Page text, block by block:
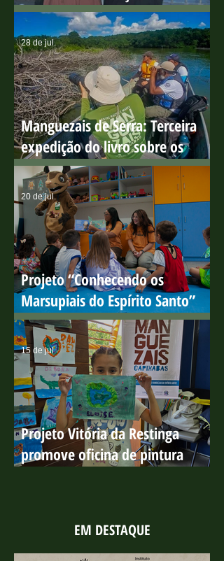
Ação em celebração ao Dia
Mundial de Proteção aos
Manguezais
Manguezais de Serra: Terceira
expedição do livro sobre os
manguezais capixabas
28 de jul.
Projeto “Conhecendo os
Marsupiais do Espírito Santo”
encerra ciclo de ações em escolas
públicas com resultados
positivos
20 de jul.
promove oficina de pintura
sobre os manguezais no Parque
15 de jul.